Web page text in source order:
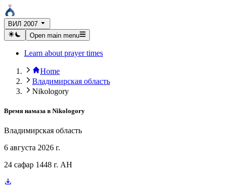
ВИЛ 2007
Open main menu
Learn about prayer times
Home
Владимирская область
Nikologory
Время намаза в Nikologory
Владимирская область
6 августа 2026 г.
24 сафар 1448 г. AH